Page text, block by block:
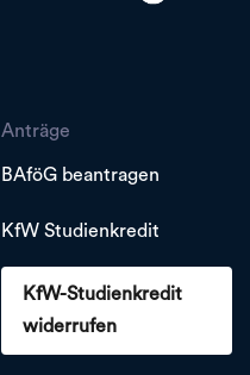
Anträge
BAföG beantragen
KfW Studienkredit
KfW-Studienkredit
widerrufen